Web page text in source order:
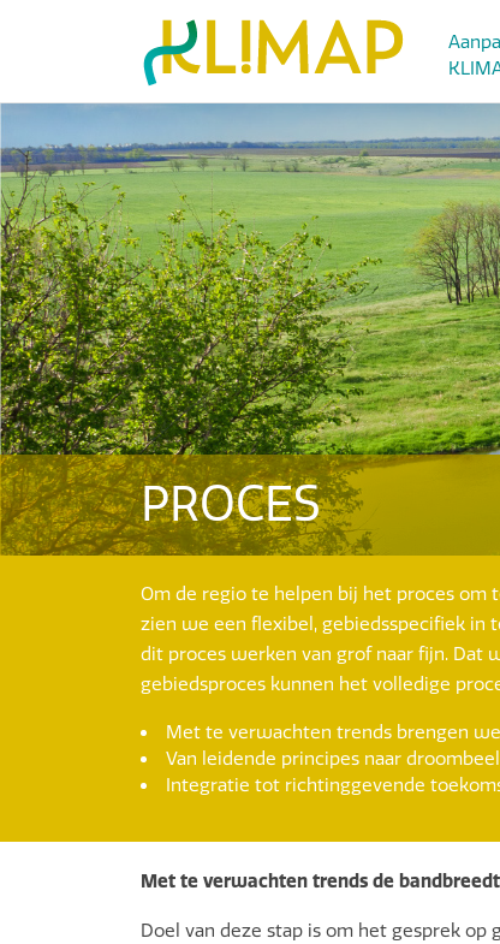
PROCES
Om de regio te helpen bij het proces
zien we een flexibel, gebiedsspecifiek in
dit proces werken van grof naar fijn. Dat
gebiedsproces kunnen het volledige
Met te verwachten trends brengen
Van leidende principes naar
Integratie tot richtinggevende
Met te verwachten trends de
Doel van deze stap is om het gesprek